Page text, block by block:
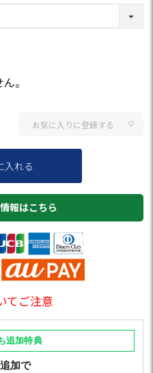
。
お気に入りに登録する
入れる
報はこちら
てご注意
追加特典
加で